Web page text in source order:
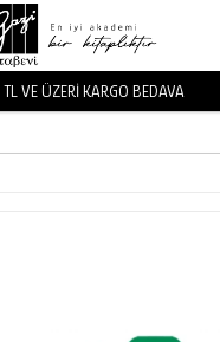
VE ÜZERİ KARGO BEDAVA